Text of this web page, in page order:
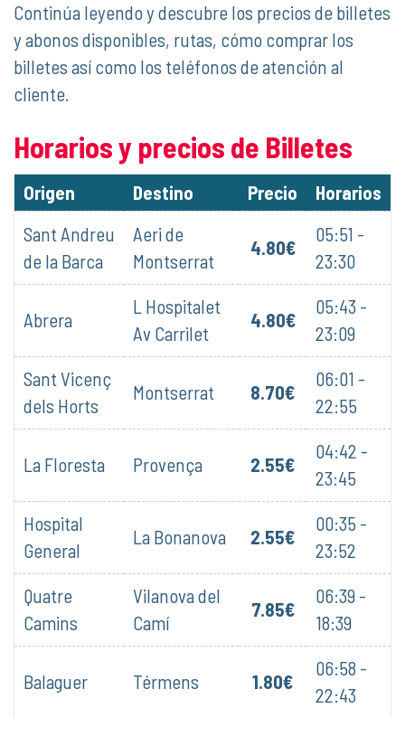
Continúa leyendo y descubre los precios de billetes
y abonos disponibles, rutas, cómo comprar los
billetes así como los teléfonos de atención al
cliente.
Horarios y precios de Billetes
Origen Destino Precio
Horarios
Sant Andreu
de la Barca
Aeri de
Montserrat
4.80€
05:51 -
23:30
Abrera
L Hospitalet
Av Carrilet
4.80€
05:43 -
23:09
Sant Vicenç
dels Horts
Montserrat 8.70€
06:01 -
22:55
La Floresta Provença 2.55€
04:42 -
23:45
Hospital
General
La Bonanova 2.55€
00:35 -
23:52
Quatre
Camins
Vilanova del
Camí
7.85€
06:39 -
18:39
Balaguer Térmens 1.80€
06:58 -
22:43